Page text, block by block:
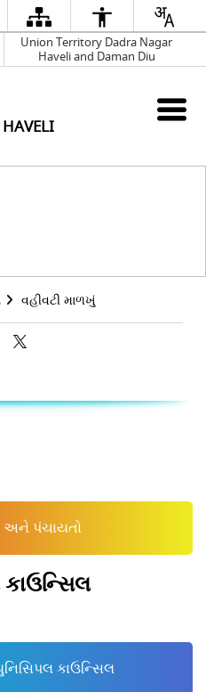
Union Territory Dadra Nagar
Haveli and Daman Diu
વહીવટી માળખું
અને પંચાયતો
કાઉન્સિલ
કાઉન્સિલ